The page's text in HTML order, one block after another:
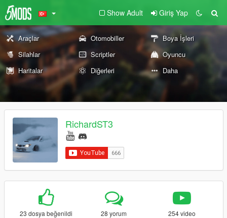
Show Adult Giriş Yap
Araçlar Otomobiller
Boya İşleri
Silahlar
Scriptler
Oyuncu
Haritalar
Diğerleri Daha
RichardST3
23 dosya beğenildi 28 yorum 254 video